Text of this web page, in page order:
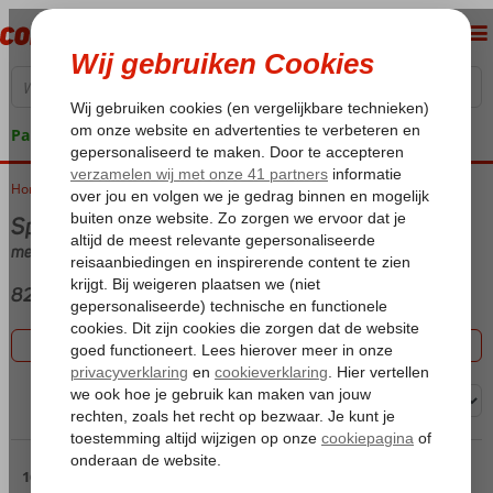
Pakketgarantie
Home Vakantie reizen
Spanje
met Appartement
82 aanbiedingen
Filter 82 aanbiedingen
Sorteren op:
16 t/m 30 van de 82 accommodaties